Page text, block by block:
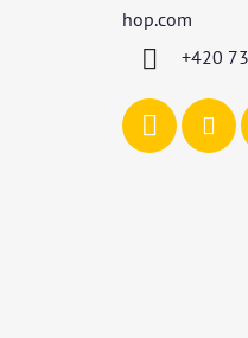
hop.com
+420